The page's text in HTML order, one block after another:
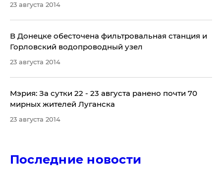
23 августа 2014
В Донецке обесточена фильтровальная станция и
Горловский водопроводный узел
23 августа 2014
Мэрия: За сутки 22 - 23 августа ранено почти 70
мирных жителей Луганска
23 августа 2014
Последние новости